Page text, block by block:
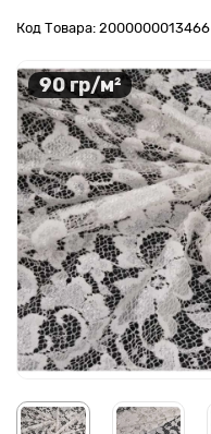
Код Товара: 2000000013466
90 гр/м²